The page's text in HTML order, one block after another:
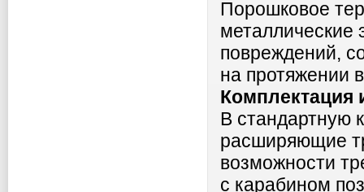
Порошковое
металлические
повреждений,
на протяжении
Комплектация
В стандартную
расширяющие
возможности
с карабином